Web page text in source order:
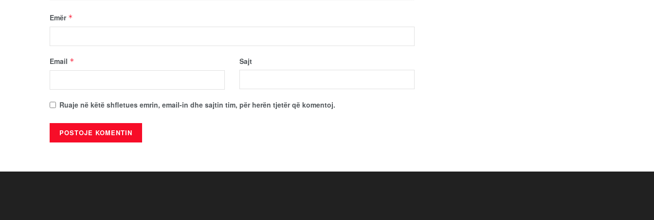
Emër *
Email * Sajt
Ruaje në këtë shfletues emrin, email-in dhe sajtin tim, për herën tjetër që komentoj.